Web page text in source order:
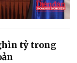
tỷ trong